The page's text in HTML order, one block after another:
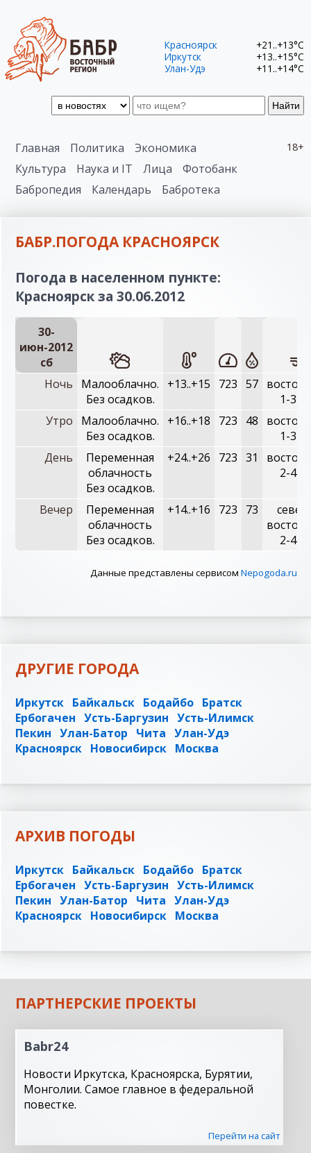
Найти
Красноярск
+21..+13°C
Иркутск
+13..+15°C
Улан-Удэ
+11..+14°C
18+
Главная Политика
Экономика
Культура
Наука и IT Лица
Фотобанк
Бабропедия
Календарь Бабротека
БАБР.ПОГОДА КРАСНОЯРСК
Погода в населенном пункте:
Красноярск за 30.06.2012
30-
июн-2012
сб
Ночь
Малооблачно.
Без осадков.
+13..+15 723 57
1-3
Утро
Малооблачно.
Без осадков.
+16..+18 723 48
1-3
День
Переменная
облачность
Без осадков.
+24..+26 723 31
2-4
Вечер
Переменная
облачность
Без осадков.
+14..+16 723 73
2-4
Данные представлены сервисом Nepogoda.ru
ДРУГИЕ ГОРОДА
Иркутск Байкальск Бодайбо Братск
Ербогачен Усть-Баргузин Усть-Илимск
Пекин Улан-Батор Чита Улан-Удэ
Красноярск Новосибирск Москва
АРХИВ ПОГОДЫ
Иркутск Байкальск Бодайбо Братск
Ербогачен Усть-Баргузин Усть-Илимск
Пекин Улан-Батор Чита Улан-Удэ
Красноярск Новосибирск Москва
ПАРТНЕРСКИЕ ПРОЕКТЫ
Babr24
Новости Иркутска, Красноярска, Бурятии,
Монголии. Самое главное в федеральной
повестке.
Перейти на сайт